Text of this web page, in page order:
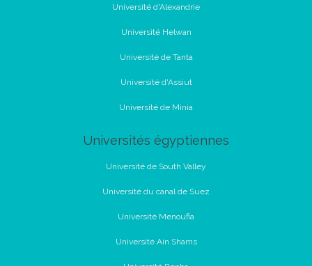
Université d'Alexandrie
Université Helwan
Université de Tanta
Université d'Assiut
Université de Minia
Universités égyptiennes
Université de South Valley
Université du canal de Suez
Université Menoufia
Université Ain Shams